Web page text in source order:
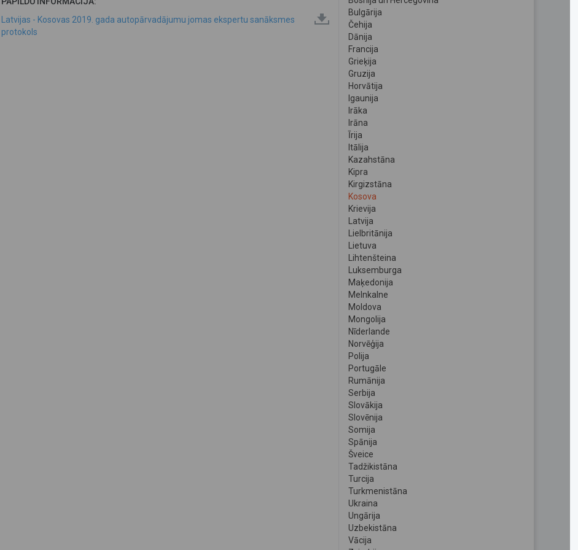
Latvijas - Kosovas 2019. gada autopārvadājumu jomas ekspertu sanāksmes
protokols
Bulgārija
Čehija
Dānija
Francija
Grieķija
Gruzija
Horvātija
Igaunija
Irāka
Irāna
Īrija
Itālija
Kazahstāna
Kipra
Kirgizstāna
Kosova
Krievija
Latvija
Lielbritānija
Lietuva
Lihtenšteina
Luksemburga
Maķedonija
Melnkalne
Moldova
Mongolija
Nīderlande
Norvēģija
Polija
Portugāle
Rumānija
Serbija
Slovākija
Slovēnija
Somija
Spānija
Šveice
Tadžikistāna
Turcija
Turkmenistāna
Ukraina
Ungārija
Uzbekistāna
Vācija